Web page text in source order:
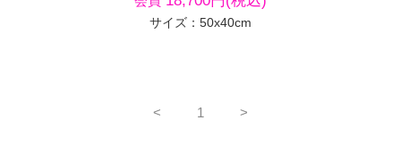
サイズ：50x40cm
< 1 >